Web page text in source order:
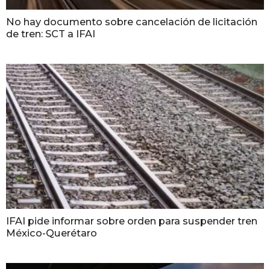
No hay documento sobre cancelación de licitación
de tren: SCT a IFAI
IFAI pide informar sobre orden para suspender tren
México-Querétaro